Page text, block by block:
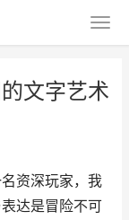
文字艺术
资深玩家，我
达是冒险不可